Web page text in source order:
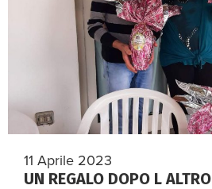
11 Aprile 2023
UN REGALO DOPO L ALTRO